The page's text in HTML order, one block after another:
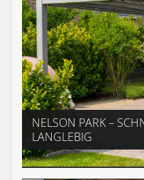
NELSON PARK –
LANGLEBIG